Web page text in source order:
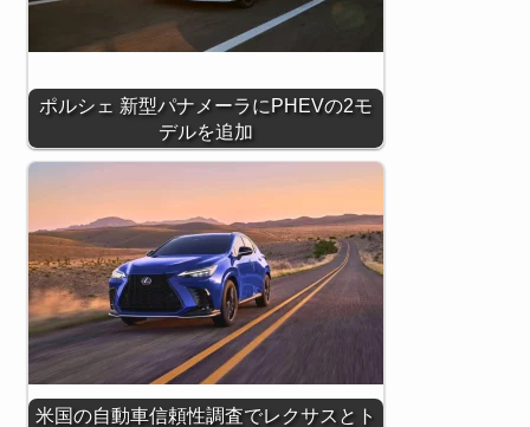
ポルシェ 新型パナメーラにPHEVの2モ
デルを追加
米国の自動車信頼性調査でレクサスとト